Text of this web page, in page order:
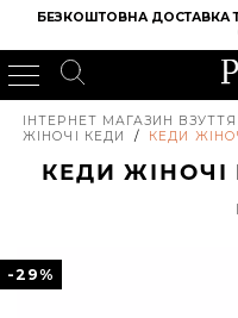
БЕЗКОШТОВНА ДОСТАВКА
ІНТЕРНЕТ МАГАЗИН ВЗУТТЯ
ЖІНОЧІ КЕДИ
/ КЕДИ
КЕДИ ЖІНОЧІ
-29%